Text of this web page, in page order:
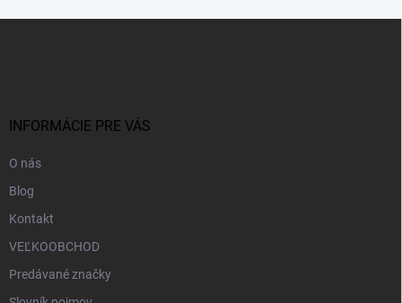
INFORMÁCIE PRE VÁS
O nás
Blog
Kontakt
VEĽKOOBCHOD
Predávané značky